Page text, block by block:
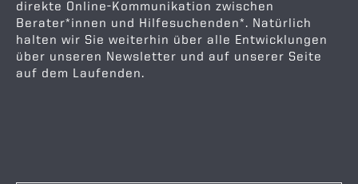
direkte Online-Kommunikation zwischen
Berater*innen und Hilfesuchenden*. Natürlich
halten wir Sie weiterhin über alle Entwicklungen
über unseren Newsletter und auf unserer Seite
auf dem Laufenden.